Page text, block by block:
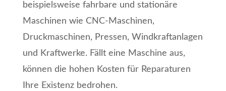
beispielsweise fahrbare und stationäre
Maschinen wie CNC-Maschinen,
Druckmaschinen, Pressen, Windkraftanlagen
und Kraftwerke. Fällt eine Maschine aus,
können die hohen Kosten für Reparaturen
Ihre Existenz bedrohen.